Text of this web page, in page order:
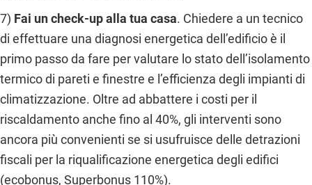
7) Fai un check-up alla tua casa. Chiedere a un tecnico
di effettuare una diagnosi energetica dell’edificio è il
primo passo da fare per valutare lo stato dell’isolamento
termico di pareti e finestre e l’efficienza degli impianti di
climatizzazione. Oltre ad abbattere i costi per il
riscaldamento anche fino al 40%, gli interventi sono
ancora più convenienti se si usufruisce delle detrazioni
fiscali per la riqualificazione energetica degli edifici
(ecobonus, Superbonus 110%).